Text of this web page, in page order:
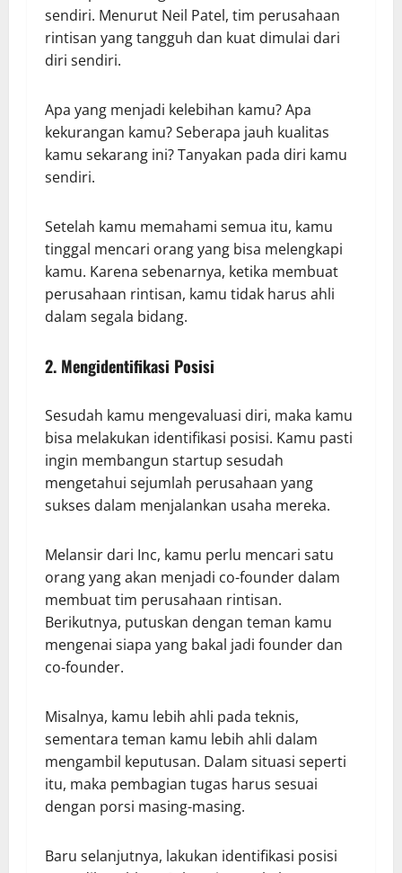
sendiri. Menurut Neil Patel, tim perusahaan
rintisan yang tangguh dan kuat dimulai dari
diri sendiri.
Apa yang menjadi kelebihan kamu? Apa
kekurangan kamu? Seberapa jauh kualitas
kamu sekarang ini? Tanyakan pada diri kamu
sendiri.
Setelah kamu memahami semua itu, kamu
tinggal mencari orang yang bisa melengkapi
kamu. Karena sebenarnya, ketika membuat
perusahaan rintisan, kamu tidak harus ahli
dalam segala bidang.
2. Mengidentifikasi Posisi
Sesudah kamu mengevaluasi diri, maka kamu
bisa melakukan identifikasi posisi. Kamu pasti
ingin membangun startup sesudah
mengetahui sejumlah perusahaan yang
sukses dalam menjalankan usaha mereka.
Melansir dari Inc, kamu perlu mencari satu
orang yang akan menjadi co-founder dalam
membuat tim perusahaan rintisan.
Berikutnya, putuskan dengan teman kamu
mengenai siapa yang bakal jadi founder dan
co-founder.
Misalnya, kamu lebih ahli pada teknis,
sementara teman kamu lebih ahli dalam
mengambil keputusan. Dalam situasi seperti
itu, maka pembagian tugas harus sesuai
dengan porsi masing-masing.
Baru selanjutnya, lakukan identifikasi posisi